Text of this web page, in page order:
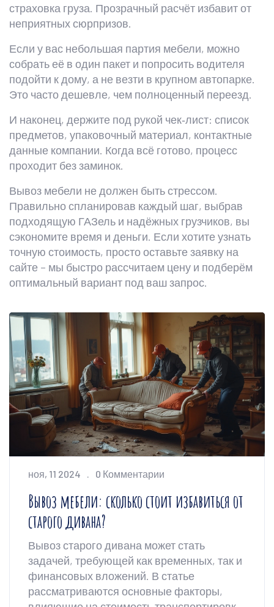
страховка груза. Прозрачный расчёт избавит от
неприятных сюрпризов.
Если у вас небольшая партия мебели, можно
собрать её в один пакет и попросить водителя
подойти к дому, а не везти в крупном автопарке.
Это часто дешевле, чем полноценный переезд.
И наконец, держите под рукой чек‑лист: список
предметов, упаковочный материал, контактные
данные компании. Когда всё готово, процесс
проходит без заминок.
Вывоз мебели не должен быть стрессом.
Правильно спланировав каждый шаг, выбрав
подходящую ГАЗель и надёжных грузчиков, вы
сэкономите время и деньги. Если хотите узнать
точную стоимость, просто оставьте заявку на
сайте – мы быстро рассчитаем цену и подберём
оптимальный вариант под ваш запрос.
ноя, 11 2024 0 Комментарии
Вывоз мебели: сколько стоит избавиться от
старого дивана?
Вывоз старого дивана может стать
задачей, требующей как временных, так и
финансовых вложений. В статье
рассматриваются основные факторы,